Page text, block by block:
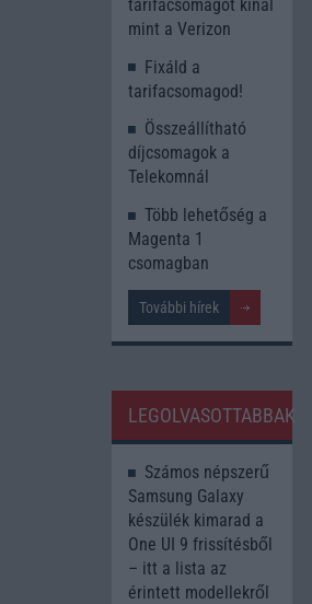
tarifacsomagot kínál
mint a Verizon
Fixáld a
tarifacsomagod!
Összeállítható
díjcsomagok a
Telekomnál
Több lehetőség a
Magenta 1
csomagban
További hírek
LEGOLVASOTTABBAK
Számos népszerű
Samsung Galaxy
készülék kimarad a
One UI 9 frissítésből
– itt a lista az
érintett modellekről